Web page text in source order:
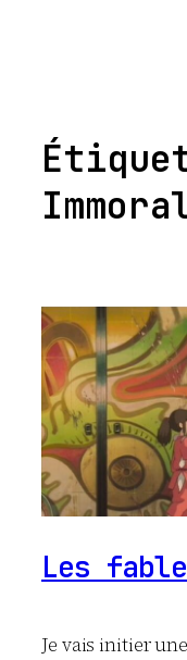
Les
Je vais initier